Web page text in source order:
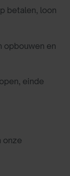
betalen, loon
opbouwen en
einde
onze